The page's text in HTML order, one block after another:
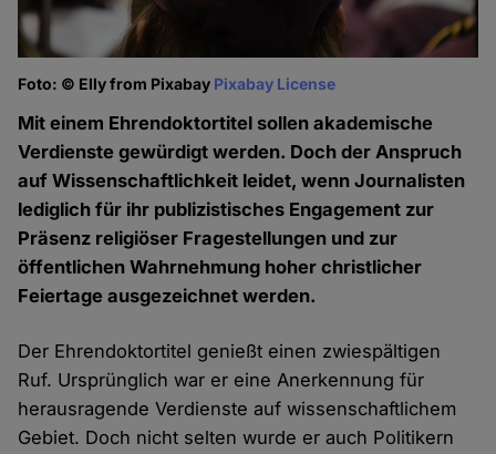
Foto: © Elly from Pixabay Pixabay License
Mit einem Ehrendoktortitel sollen akademische
Verdienste gewürdigt werden. Doch der Anspruch
auf Wissenschaftlichkeit leidet, wenn Journalisten
lediglich für ihr publizistisches Engagement zur
Präsenz religiöser Fragestellungen und zur
öffentlichen Wahrnehmung hoher christlicher
Feiertage ausgezeichnet werden.
Der Ehrendoktortitel genießt einen zwiespältigen
Ruf. Ursprünglich war er eine Anerkennung für
herausragende Verdienste auf wissenschaftlichem
Gebiet. Doch nicht selten wurde er auch Politikern